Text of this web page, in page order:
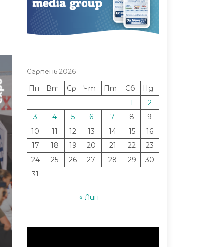
Серпень 2026
Пн
Вт Ср Чт Пт Сб
Нд
1
2
3
4 5 6 7 8
9
10
11 12 13 14 15
16
17
18 19 20 21 22
23
24
25 26 27 28 29
30
31
« Лип